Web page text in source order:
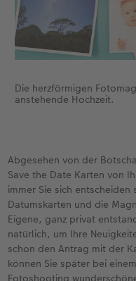
Die herzförmigen
anstehende Hochzeit.
Abgesehen von der
Save the Date Karten von
immer Sie sich
Datumskarten und die
Eigene, ganz privat
natürlich, um Ihre
schon den Antrag mit der
können Sie später bei